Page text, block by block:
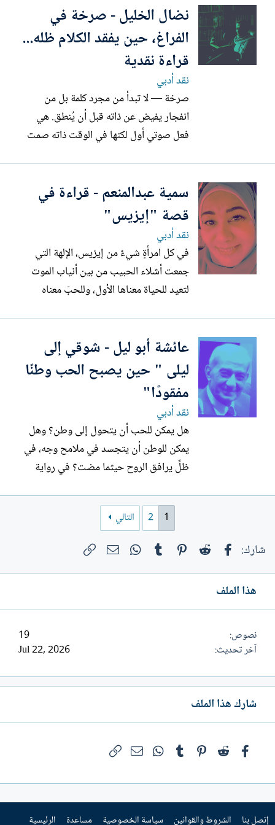
يشتري الوهم ليُطفئ العطش، ويُصوّت للألم
كي يبقى حيًّا. هذا النص ليس مجرّد حكاية…
إنه مرآة صدئة...
نضال الخليل - صرخة في
الفراغ، حين يفقد الكلام ظله...
قراءة نقدية
نقد أدبي
صرخة — لا تبدأ من مجرد كلمة بل من
انفجار يفيض عن ذاته قبل أن يُنطق. هي
فعل صوتي أول لكنها في الوقت ذاته صمت
الليالي المبللة بالحزن واليأس والسأم. القذائف
تتناثر، تنطفئ الأضواء، ويتعاقد الليل مع
عويل الرصاص ليصبح...
سمية عبدالمنعم - قراءة في
قصة "إيزيس"
نقد أدبي
في كل امرأةٍ شيءٌ من إيزيس، الإلهة التي
جمعت أشلاء الحبيب من بين أنياب الموت
لتعيد للحياة معناها الأول، وللحبّ معناه
عتبةً إلى الذاكرة الأولى للأنثى، إلى الحلم
الذي ظلّ يتردّد في وجدانها منذ أن سكنت
الأرض...
عائشة أبو ليل - شوقي إلى
ليلى " حين يصبح الحب وطنًا
مفقودًا"
نقد أدبي
هل يمكن للحب أن يتحول إلى وطن؟ وهل
يمكن للوطن أن يتجسد في ملامح وجه، في
ظلٍّ يرافق الروح حيثما مضت؟ في رواية
المصري، يلتقي الجرح الفردي بالجرح الجمعي،
ويصبح العشق استعارة كبرى عن الفقد
والبحث والذاكرة. ليست الحكاية عن رجل
وامرأة فحسب، بل عن رحلة إنسانية
متعرجة...
1
2 التالي
شارك: فيسبوك Reddit
Pinterest
Tumblr
WhatsAppالبريد الإلكتروني
هذا الملف
نصوص
19
آخر تحديث
Jul 22, 2026
شارك هذا الملف
فيسبوكReddit
Pinterest
Tumblr
WhatsAppالبريد الإلكتروني
إتصل بنا الشروط والقوانين سياسة الخصوصية مساعدة الرئيسية